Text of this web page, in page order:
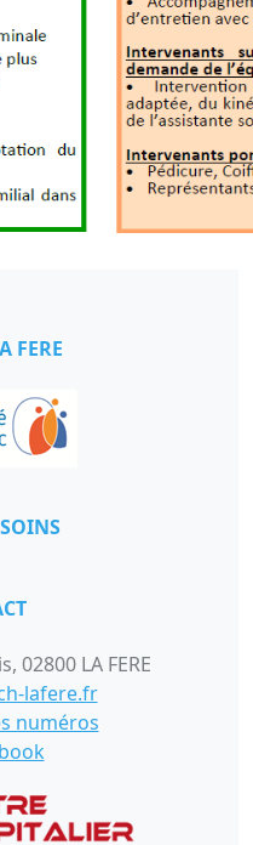
FERE
02800 LA FERE
lafere.fr
numéros